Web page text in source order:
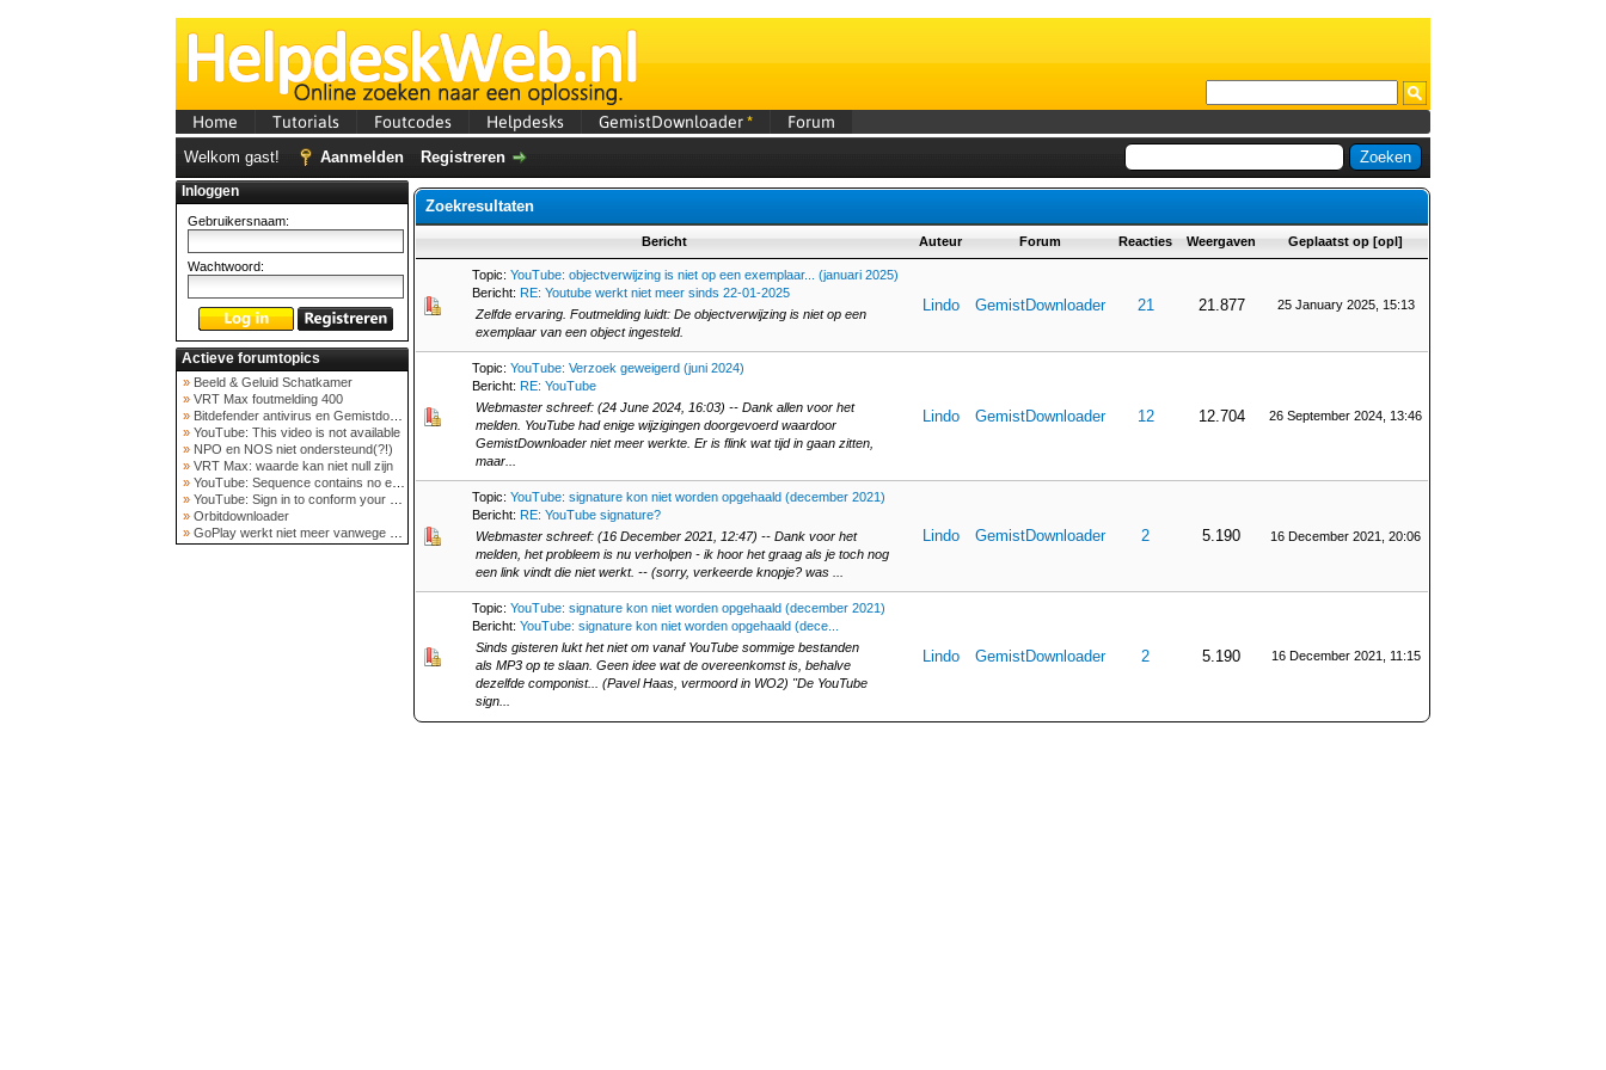
Home Tutorials Foutcodes Helpdesks GemistDownloader* Forum
Welkom gast! Aanmelden Registreren
Inloggen
Gebruikersnaam:
Wachtwoord:
Actieve forumtopics
» Beeld & Geluid Schatkamer
» VRT Max foutmelding 400
» Bitdefender antivirus en Gemistdowloader
» YouTube: This video is not available
» NPO en NOS niet ondersteund(?!)
» VRT Max: waarde kan niet null zijn
» YouTube: Sequence contains no elements
» YouTube: Sign in to conform your not a bot
» Orbitdownloader
» GoPlay werkt niet meer vanwege nieuwe webadres
Zoekresultaten
Bericht Auteur Forum Reacties Weergaven Geplaatst op [opl]
Topic: YouTube: objectverwijzing is niet op een exemplaar... (januari 2025)
Bericht: RE: Youtube werkt niet meer sinds 22-01-2025
Zelfde ervaring. Foutmelding luidt: De objectverwijzing is niet op een
exemplaar van een object ingesteld.
Lindo GemistDownloader 21 21.877 25 January 2025, 15:13
Topic: YouTube: Verzoek geweigerd (juni 2024)
Bericht: RE: YouTube
Webmaster schreef: (24 June 2024, 16:03) -- Dank allen voor het
melden. YouTube had enige wijzigingen doorgevoerd waardoor
GemistDownloader niet meer werkte. Er is flink wat tijd in gaan zitten,
maar...
Lindo GemistDownloader 12 12.704 26 September 2024, 13:46
Topic: YouTube: signature kon niet worden opgehaald (december 2021)
Bericht: RE: YouTube signature?
Webmaster schreef: (16 December 2021, 12:47) -- Dank voor het
melden, het probleem is nu verholpen - ik hoor het graag als je toch nog
een link vindt die niet werkt. -- (sorry, verkeerde knopje? was ...
Lindo GemistDownloader 2 5.190 16 December 2021, 20:06
Topic: YouTube: signature kon niet worden opgehaald (december 2021)
Bericht: YouTube: signature kon niet worden opgehaald (dece...
Sinds gisteren lukt het niet om vanaf YouTube sommige bestanden
als MP3 op te slaan. Geen idee wat de overeenkomst is, behalve
dezelfde componist... (Pavel Haas, vermoord in WO2) "De YouTube
sign...
Lindo GemistDownloader 2 5.190 16 December 2021, 11:15